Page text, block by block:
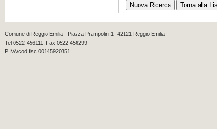
Comune di Reggio Emilia - Piazza Prampolini,1- 42121 Reggio Emilia
Tel 0522-456111; Fax 0522 456299
P.IVA/cod.fisc.00145920351